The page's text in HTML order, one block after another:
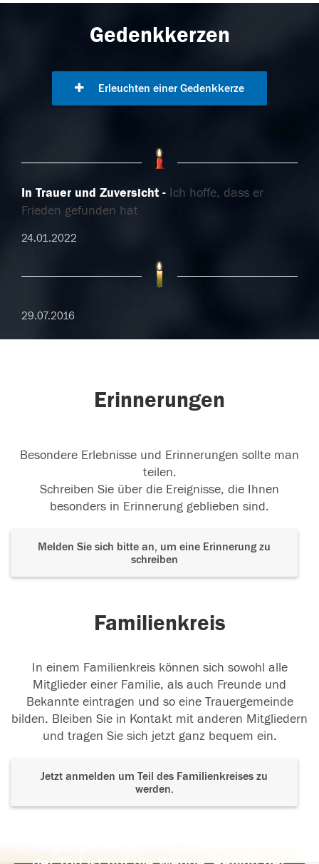
Gedenkkerzen
Erleuchten einer Gedenkkerze
In Trauer und Zuversicht
Ich hoffe, dass er
Frieden gefunden hat
24.01.2022
29.07.2016
Erinnerungen
Besondere Erlebnisse und Erinnerungen sollte man
teilen.
Schreiben Sie über die Ereignisse, die Ihnen
besonders in Erinnerung geblieben sind.
Melden Sie sich bitte an, um eine Erinnerung zu
schreiben
Familienkreis
In einem Familienkreis können sich sowohl alle
Mitglieder einer Familie, als auch Freunde und
Bekannte eintragen und so eine Trauergemeinde
bilden. Bleiben Sie in Kontakt mit anderen Mitgliedern
und tragen Sie sich jetzt ganz bequem ein.
Jetzt anmelden um Teil des Familienkreises zu
werden.